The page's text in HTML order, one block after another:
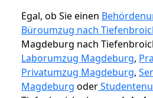
Egal, ob Sie einen
Büroumzug nach
Magdeburg nach
Laborumzug Magdeburg,
Privatumzug Magdeburg,
Magdeburg oder